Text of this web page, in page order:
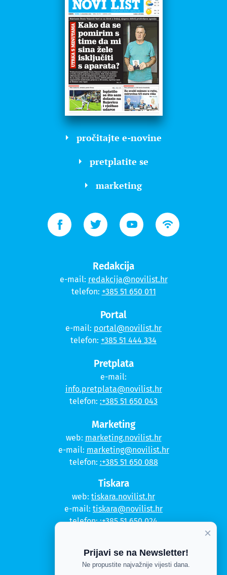
pročitajte e-novine
pretplatite se
marketing
Redakcija
e-mail: redakcija@novilist.hr
telefon: +385 51 650 011
Portal
e-mail: portal@novilist.hr
telefon: +385 51 444 334
Pretplata
e-mail:
info.pretplata@novilist.hr
telefon: :+385 51 650 043
Marketing
web: marketing.novilist.hr
e-mail: marketing@novilist.hr
telefon: :+385 51 650 088
Tiskara
web: tiskara.novilist.hr
e-mail: tiskara@novilist.hr
telefon::+385 51 650 024
Kontakt
×
Prijavi se na Newsletter!
Ne propustite najvažnije vijesti dana.